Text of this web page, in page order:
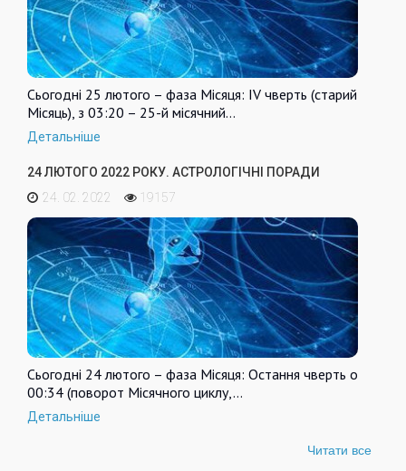
Сьогодні 25 лютого – фаза Місяця: IV чверть (старий
Місяць), з 03:20 – 25-й місячний…
Детальніше
24 ЛЮТОГО 2022 РОКУ. АСТРОЛОГІЧНІ ПОРАДИ
24. 02. 2022
19157
Сьогодні 24 лютого – фаза Місяця: Остання чверть о
00:34 (поворот Місячного циклу,…
Детальніше
Читати все